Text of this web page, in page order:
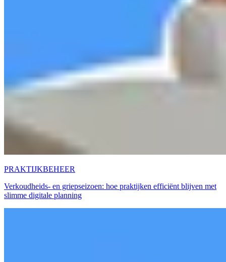
PRAKTIJKBEHEER
Verkoudheids- en griepseizoen: hoe praktijken efficiënt blijven met
slimme digitale planning